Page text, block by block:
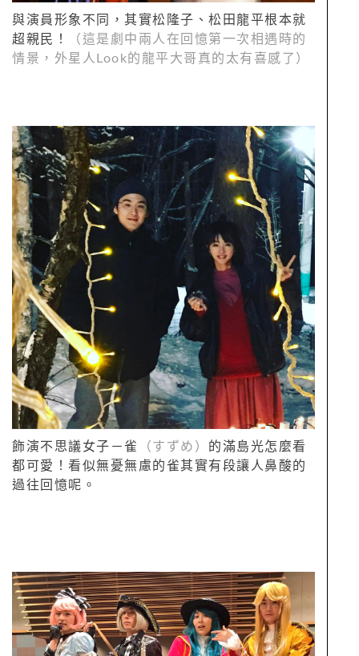
與演員形象不同，其實松隆子、松田龍平根本就
超親民！
（這是劇中兩人在回憶第一次相遇時的
情景，外星人Look的龍平大哥真的太有喜感了）
飾演不思議女子－雀 （すずめ）
的滿島光怎麼看
都可愛！看似無憂無慮的雀其實有段讓人鼻酸的
過往回憶呢。